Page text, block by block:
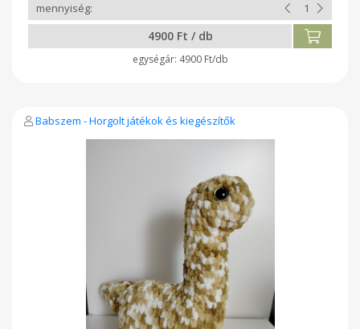
4900 Ft / db
4900 Ft/db
Babszem - Horgolt játékok és kiegészítők